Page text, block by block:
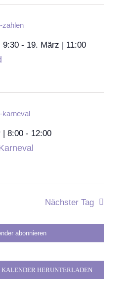
Suche
9:30- 19. März | 11:00
| 8:00- 12:00
Nächster Tag
abonnieren
KALENDER HERUNTERLADEN